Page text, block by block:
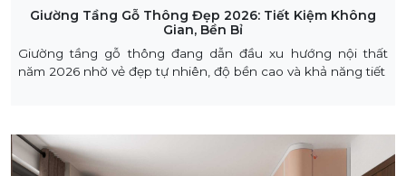
Giường Tầng Gỗ Thông Đẹp 2026: Tiết Kiệm Không
Gian, Bền Bỉ
Giường tầng gỗ thông đang dẫn đầu xu hướng nội thất
năm 2026 nhờ vẻ đẹp tự nhiên, độ bền cao và khả năng tiết